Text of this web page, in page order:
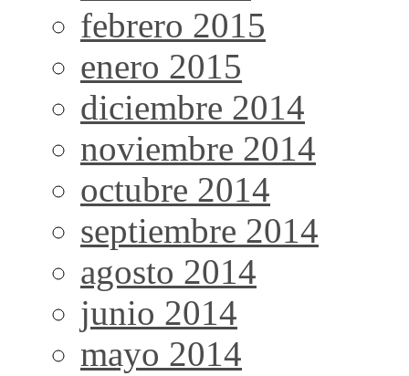
febrero 2015
enero 2015
diciembre 2014
noviembre 2014
octubre 2014
septiembre 2014
agosto 2014
junio 2014
mayo 2014